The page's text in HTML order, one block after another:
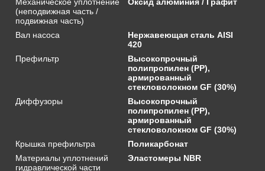
(неподвижная часть /
подвижная часть)
Вал насоса
Нержавеющая сталь AISI
420
Префильтр
Высокопрочный
полипропилен (PP),
армированный
стекловолокном GF (30%)
Диффузоры
Высокопрочный
полипропилен (PP),
армированный
стекловолокном GF (30%)
Крышка префильтра
Поликарбонат
Материалы уплотнений
гидравлической части
Эластомеры NBR